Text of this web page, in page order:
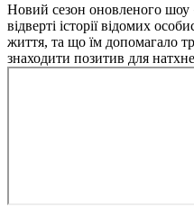
Новий сезон оновленого
відверті історії відомих
життя, та що їм допомагало
знаходити позитив для